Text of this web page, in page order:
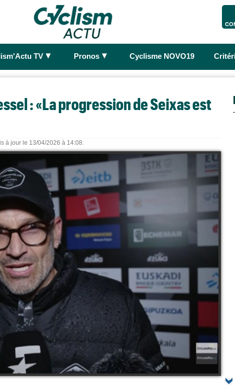
TV ► Pronos ► Cyclisme NOVO19
: «La progression de Seixas est
à jour le 13/04/2026 à 14:08.